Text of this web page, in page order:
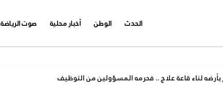
الحدث الوطن أخبار محلية صوت الرياضة
لناء قاعة علاج .. فحرمه المسؤولين من التوظيف